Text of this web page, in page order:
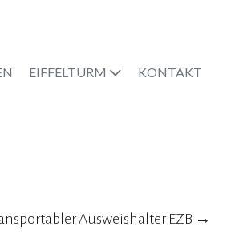
EIFFELTURM KONTAKT
Ausweishalter EZB →